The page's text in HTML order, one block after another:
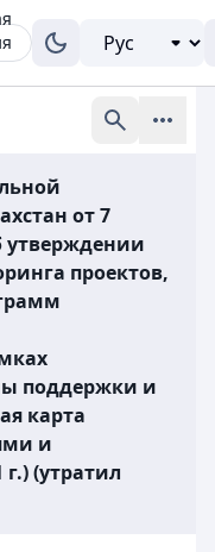
от 7
утверждении
проектов,
поддержки и
карта
и
(утратил